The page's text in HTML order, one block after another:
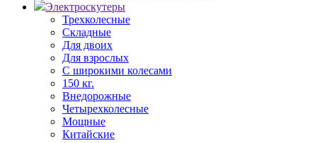
Электроскутеры
Трехколесные
Складные
Для двоих
Для взрослых
С широкими колесами
150 кг.
Внедорожные
Четырехколесные
Мощные
Китайские